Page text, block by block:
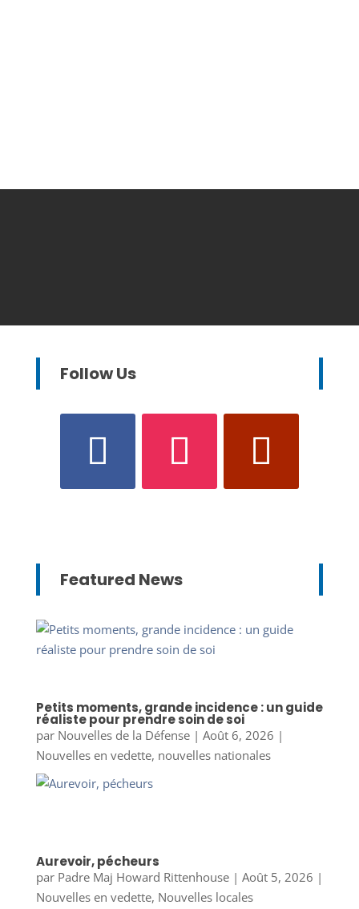
Follow Us
Featured News
Petits moments, grande incidence : un guide
réaliste pour prendre soin de soi
par Nouvelles de la Défense| Août 6, 2026 |
Nouvelles en vedette, nouvelles nationales
Aurevoir, pécheurs
par Padre Maj Howard Rittenhouse| Août 5, 2026 |
Nouvelles en vedette, Nouvelles locales